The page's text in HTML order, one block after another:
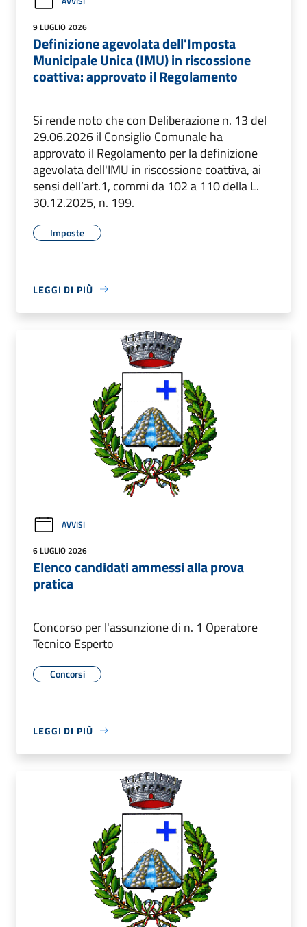
9 LUGLIO 2026
Definizione agevolata dell'Imposta
Municipale Unica (IMU) in riscossione
coattiva: approvato il Regolamento
Si rende noto che con Deliberazione n. 13 del
29.06.2026 il Consiglio Comunale ha
approvato il Regolamento per la definizione
agevolata dell'IMU in riscossione coattiva, ai
sensi dell’art.1, commi da 102 a 110 della L.
30.12.2025, n. 199.
Imposte
LEGGI DI PIÙ
AVVISI
6 LUGLIO 2026
Elenco candidati ammessi alla prova
pratica
Concorso per l'assunzione di n. 1 Operatore
Tecnico Esperto
Concorsi
LEGGI DI PIÙ